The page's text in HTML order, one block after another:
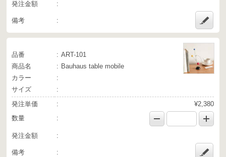
発注金額
備考
品番
ART-101
商品名
Bauhaus table mobile
カラー
サイズ
発注単価
¥2,380
数量
発注金額
備考